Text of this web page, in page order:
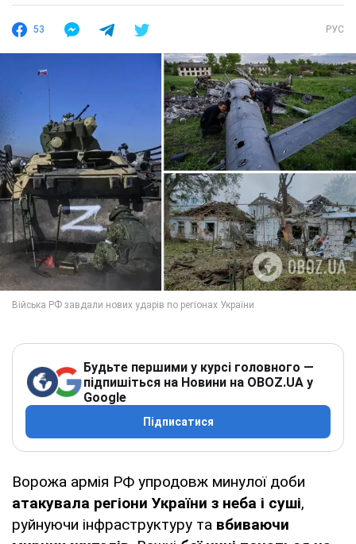
53 РУС
Будьте першими у курсі головного —
підпишіться на Новини на OBOZ.UA у
Google
Підписатися
Ворожа армія РФ упродовж минулої доби
атакувала регіони України з неба і суші,
руйнуючи інфраструктуру та вбиваючи